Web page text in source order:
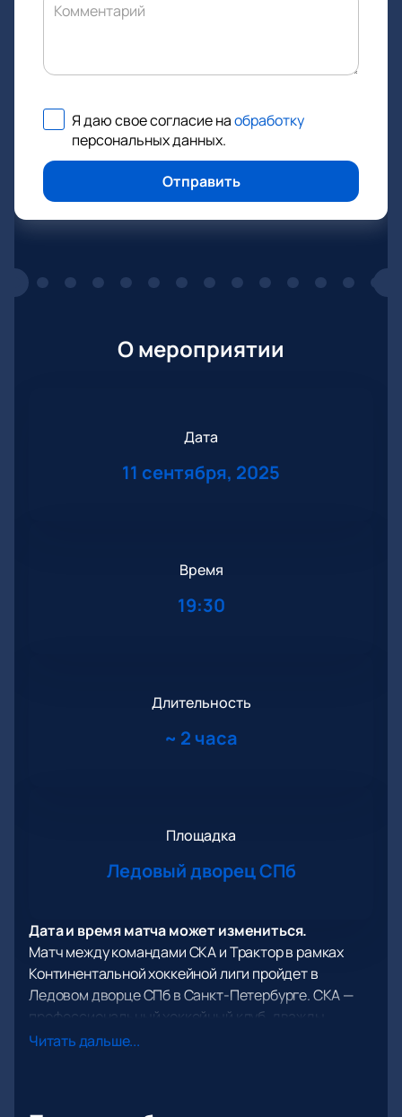
Комментарий
Я даю свое согласие наобработку
персональных данных.
Отправить
О мероприятии
Дата
11 сентября, 2025
Время
19:30
Длительность
~ 2 часа
Площадка
Ледовый дворец СПб
Дата и время матча может измениться.
Матч между командами СКА и Трактор в рамках
Континентальной хоккейной лиги пройдет в
Ледовом дворце СПб в Санкт-Петербурге. СКА —
профессиональный хоккейный клуб, дважды
завоевывавший Кубок Гагарина в сезонах 2014/2015
Читать дальше...